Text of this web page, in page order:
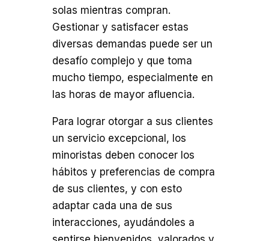
solas mientras compran.
Gestionar y satisfacer estas
diversas demandas puede ser un
desafío complejo y que toma
mucho tiempo, especialmente en
las horas de mayor afluencia.
Para lograr otorgar a sus clientes
un servicio excepcional, los
minoristas deben conocer los
hábitos y preferencias de compra
de sus clientes, y con esto
adaptar cada una de sus
interacciones, ayudándoles a